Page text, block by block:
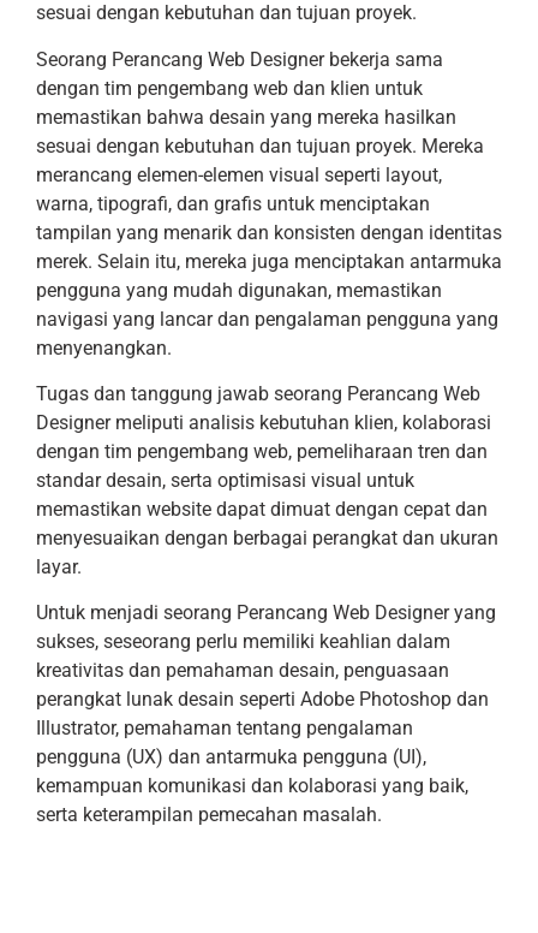
sesuai dengan kebutuhan dan tujuan proyek.
Seorang Perancang Web Designer bekerja sama
dengan tim pengembang web dan klien untuk
memastikan bahwa desain yang mereka hasilkan
sesuai dengan kebutuhan dan tujuan proyek. Mereka
merancang elemen-elemen visual seperti layout,
warna, tipografi, dan grafis untuk menciptakan
tampilan yang menarik dan konsisten dengan identitas
merek. Selain itu, mereka juga menciptakan antarmuka
pengguna yang mudah digunakan, memastikan
navigasi yang lancar dan pengalaman pengguna yang
menyenangkan.
Tugas dan tanggung jawab seorang Perancang Web
Designer meliputi analisis kebutuhan klien, kolaborasi
dengan tim pengembang web, pemeliharaan tren dan
standar desain, serta optimisasi visual untuk
memastikan website dapat dimuat dengan cepat dan
menyesuaikan dengan berbagai perangkat dan ukuran
layar.
Untuk menjadi seorang Perancang Web Designer yang
sukses, seseorang perlu memiliki keahlian dalam
kreativitas dan pemahaman desain, penguasaan
perangkat lunak desain seperti Adobe Photoshop dan
Illustrator, pemahaman tentang pengalaman
pengguna (UX) dan antarmuka pengguna (UI),
kemampuan komunikasi dan kolaborasi yang baik,
serta keterampilan pemecahan masalah.